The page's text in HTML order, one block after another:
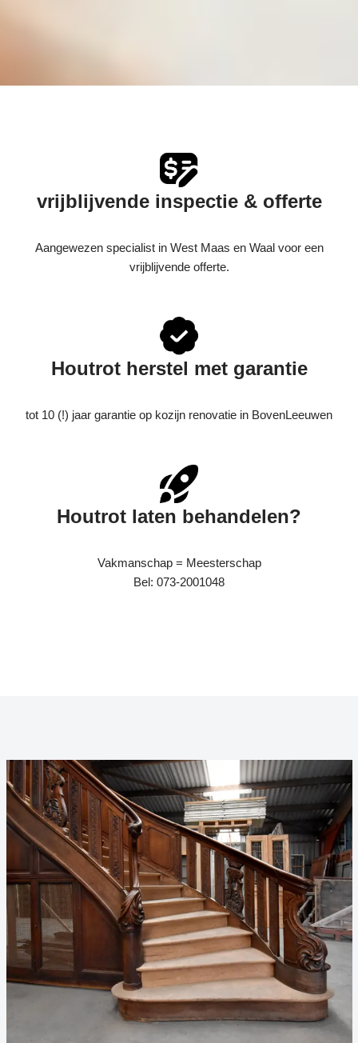
vrijblijvende inspectie & offerte
Aangewezen specialist in West Maas en Waal voor een
vrijblijvende offerte.
Houtrot herstel met garantie
tot 10 (!) jaar garantie op kozijn renovatie in BovenLeeuwen
Houtrot laten behandelen?
Vakmanschap = Meesterschap
Bel: 073-2001048